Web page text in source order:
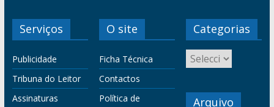
Serviços
Publicidade
Tribuna do Leitor
Assinaturas
O site
Ficha Técnica
Contactos
Política de
Categorias
Arquivo